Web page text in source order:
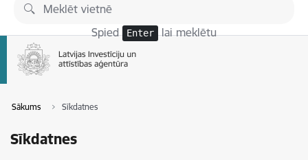
Pāriet uz lapas saturu
Spied Enter lai meklētu
Sākums Sīkdatnes
Sīkdatnes